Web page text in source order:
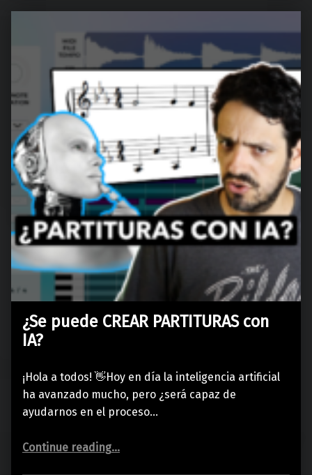
¿Se puede CREAR PARTITURAS con
IA?
¡Hola a todos! 👋Hoy en día la inteligencia artificial
ha avanzado mucho, pero ¿será capaz de
ayudarnos en el proceso…
Continue reading“¿Se puede CREAR PARTITURAS con IA?”
…